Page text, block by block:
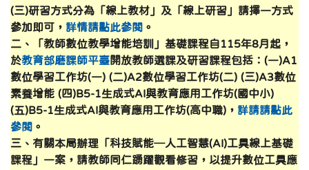
(三)研習方式分為「線上教材」及「線上研習」請擇一方式
參加即可， 詳情請點此參閱 。
二、「教師數位教學增能培訓」基礎課程自115年8月起，
於教育部磨課師平臺開放教師選課及研習課程包括：(一)A1
數位學習工作坊(一) (二)A2數位學習工作坊(二) (三)A3數位
素養增能 (四)B5-1生成式AI與教育應用工作坊(國中小)
(五)B5-1生成式AI與教育應用工作坊(高中職) ， 詳請請點此
參閱 。
三、有關本局辦理「科技賦能─人工智慧(AI)工具線上基礎
課程」一案，請教師同仁踴躍觀看修習，以提升數位工具應